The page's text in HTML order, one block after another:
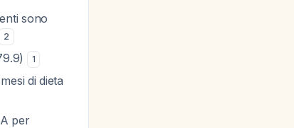
sono
2
1
di dieta
per